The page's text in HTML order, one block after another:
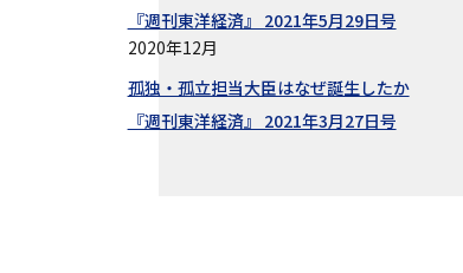
『週刊東洋経済』 2021年5月29日号
2020年12月
孤独・孤立担当大臣はなぜ誕生したか
『週刊東洋経済』 2021年3月27日号